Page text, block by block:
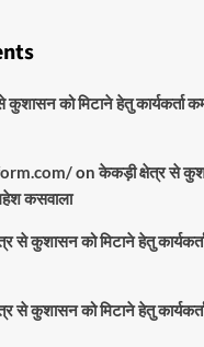
कुशासन को मिटाने हेतु
onकेकड़ी क्षेत्र से
कसवाला
से कुशासन को मिटाने हेतु
से कुशासन को मिटाने हेतु